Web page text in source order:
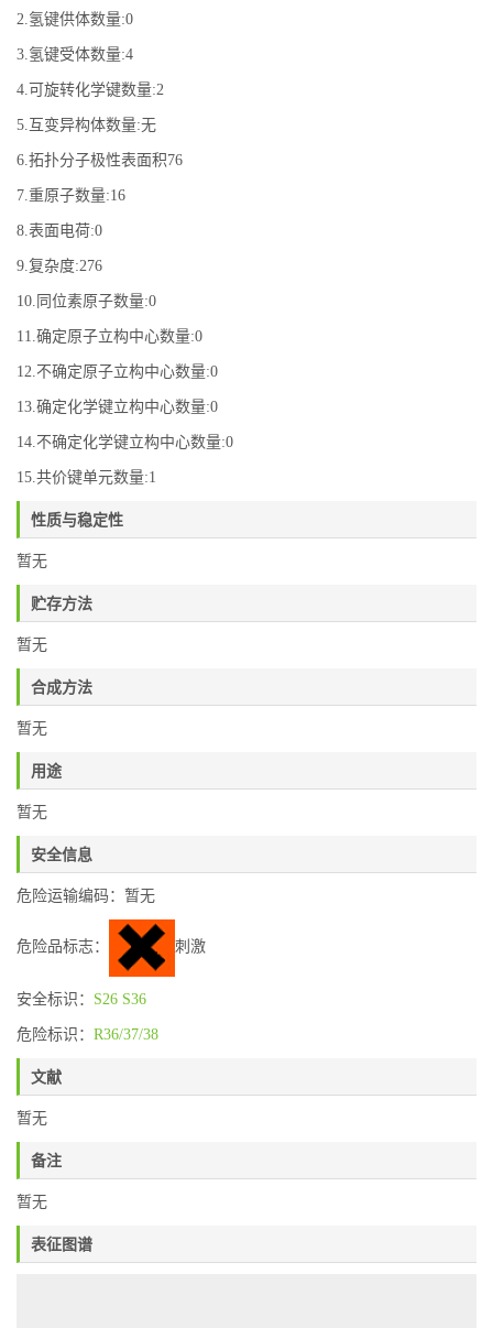
2.氢键供体数量:0
3.氢键受体数量:4
4.可旋转化学键数量:2
5.互变异构体数量:无
6.拓扑分子极性表面积76
7.重原子数量:16
8.表面电荷:0
9.复杂度:276
10.同位素原子数量:0
11.确定原子立构中心数量:0
12.不确定原子立构中心数量:0
13.确定化学键立构中心数量:0
14.不确定化学键立构中心数量:0
15.共价键单元数量:1
性质与稳定性
暂无
贮存方法
暂无
合成方法
暂无
用途
暂无
安全信息
危险运输编码：暂无
危险品标志： 刺激
安全标识： S26 S36
危险标识： R36/37/38
文献
暂无
备注
暂无
表征图谱